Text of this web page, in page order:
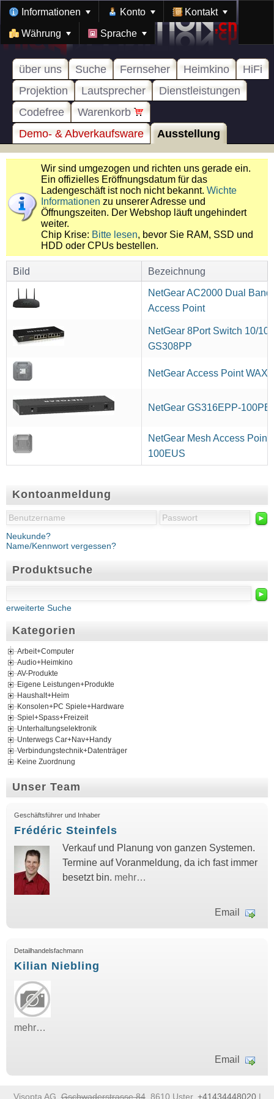
Informationen Konto Kontakt
Währung Sprache
über uns Suche Fernseher Heimkino
HiFi
Projektion
Lautsprecher
Dienstleistungen
Codefree
Warenkorb
Demo- & Abverkaufsware
Ausstellung
Kontoanmeldung
►
Neukunde?
Name/Kennwort vergessen?
Produktsuche
►
erweiterte Suche
Kategorien
Arbeit+Computer
Audio+Heimkino
AV-Produkte
Eigene Leistungen+Produkte
Haushalt+Heim
Konsolen+PC Spiele+Hardware
Spiel+Spass+Freizeit
Unterhaltungselektronik
Unterwegs Car+Nav+Handy
Verbindungstechnik+Datenträger
Keine Zuordnung
Unser Team
Geschäftsführer und Inhaber
Frédéric Steinfels
Verkauf und Planung von ganzen Systemen.
Termine auf Voranmeldung, da ich fast immer
besetzt bin. mehr…
Email
Detailhandelsfachmann
Kilian Niebling
mehr…
Email
Wir sind umgezogen und richten uns gerade ein.
Ein offizielles Eröffnungsdatum für das
Ladengeschäft ist noch nicht bekannt. Wichte
Informationen zu unserer Adresse und
Öffnungszeiten. Der Webshop läuft ungehindert
weiter.
Chip Krise: Bitte lesen, bevor Sie RAM, SSD und
HDD oder CPUs bestellen.
Bild Bezeichnung
NetGear AC2000 Dual
Access Point
NetGear 8Port Switch 10/
GS308PP
NetGear Access Point
NetGear GS316EPP-
NetGear Mesh Access Point
100EUS
Visopta AG,Gschwaderstrasse 84, 8610 Uster, +41434448020|